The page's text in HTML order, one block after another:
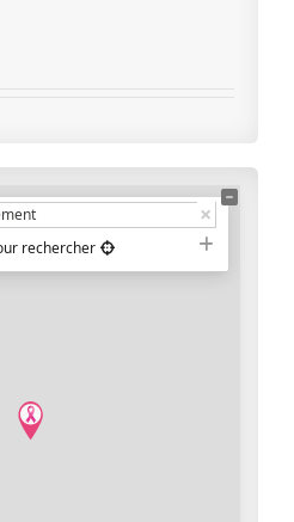
rechercher